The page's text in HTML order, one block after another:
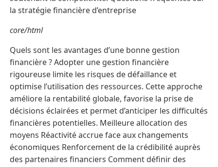
la stratégie financière d’entreprise
core/html
Quels sont les avantages d’une bonne gestion
financière ? Adopter une gestion financière
rigoureuse limite les risques de défaillance et
optimise l’utilisation des ressources. Cette approche
améliore la rentabilité globale, favorise la prise de
décisions éclairées et permet d’anticiper les difficultés
financières potentielles. Meilleure allocation des
moyens Réactivité accrue face aux changements
économiques Renforcement de la crédibilité auprès
des partenaires financiers Comment définir des